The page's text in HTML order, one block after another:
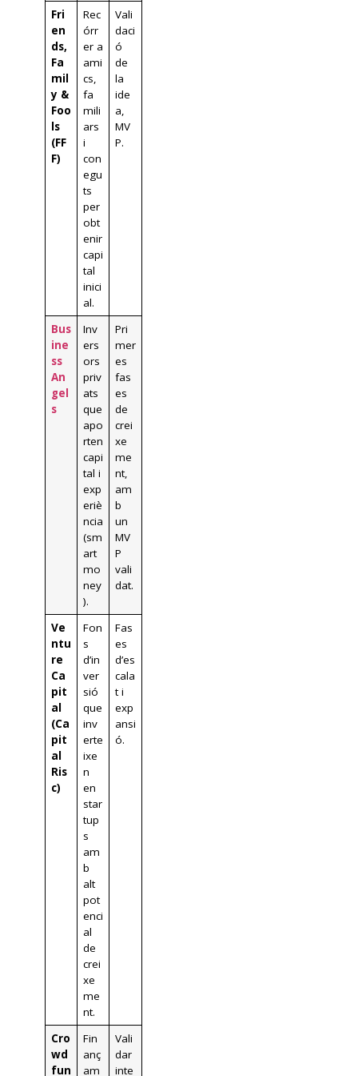
Fri
en
ds,
Fa
mil
y &
Foo
ls
(FF
F)
Rec
órr
er a
ami
cs,
fa
mili
ars
i
con
egu
ts
per
obt
enir
capi
tal
inici
al.
Vali
daci
ó
de
la
ide
a,
MV
P.
Bus
ine
ss
An
gel
s
Inv
ers
ors
priv
ats
que
apo
rten
capi
tal i
exp
eriè
ncia
(sm
art
mo
ney
).
Pri
mer
es
fas
es
de
crei
xe
me
nt,
am
b
un
MV
P
vali
dat.
Ve
ntu
re
Ca
pit
al
(Ca
pit
al
Ris
c)
Fon
s
d’in
ver
sió
que
inv
erte
ixe
n
en
star
tup
s
am
b
alt
pot
enci
al
de
crei
xe
me
nt.
Fas
es
d’es
cala
t i
exp
ansi
ó.
Cro
wd
fun
Fin
anç
am
Vali
dar
inte